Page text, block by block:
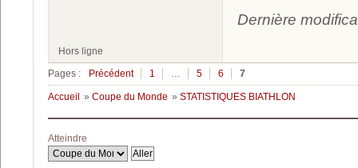
Dernière
Hors ligne
Pages :
Précédent 1 5 6 7
Accueil » Coupe du Monde » STATISTIQUES BIATHLON
Atteindre